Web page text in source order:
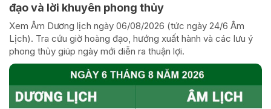
đạo và lời khuyên phong thủy
Xem Âm Dương lịch ngày 06/08/2026 (tức ngày 24/6 Âm
Lịch). Tra cứu giờ hoàng đạo, hướng xuất hành và các lưu ý
phong thủy giúp ngày mới diễn ra thuận lợi.